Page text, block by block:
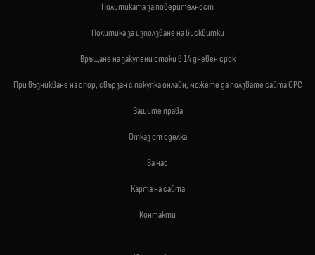
Политиката за поверителност
Политика за използване на бисквитки
Връщане на закупени стоки в 14 дневен срок
При възникване на спор, свързан с покупка онлайн, можете да ползвате сайта ОРС
Вашите права
Отказ от сделка
За нас
Карта на сайта
Контакти